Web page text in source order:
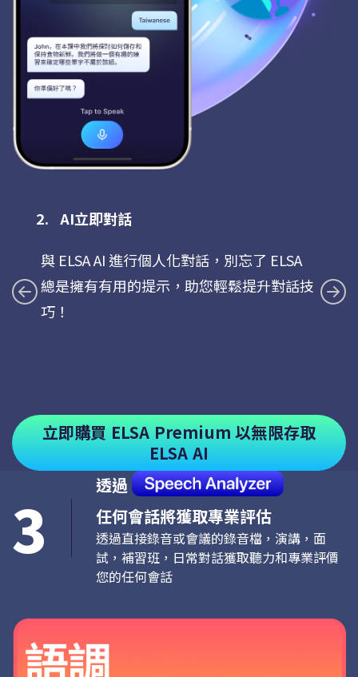
AI立即對話
與 ELSA AI 進行個人化對話，別忘了 ELSA
總是擁有有用的提示，助您輕鬆提升對話技
巧！
立即購買 ELSA Premium 以無限存取
ELSA AI
3
透過
任何會話將獲取專業評估
透過直接錄音或會議的錄音檔，演講，面
試，補習班，日常對話獲取聽力和專業評價
您的任何會話